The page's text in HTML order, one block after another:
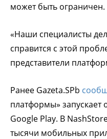
может быть ограничен.
«Наши специалисты
справится с этой
представители
Ранее Gazeta.SPb
платформы» запускает
Google Play. В
тысячи мобильных